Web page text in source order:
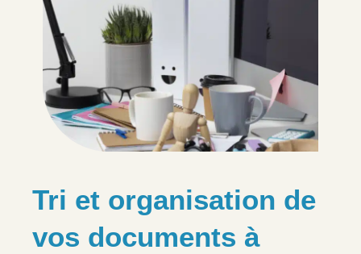
Tri et organisation de
vos documents à